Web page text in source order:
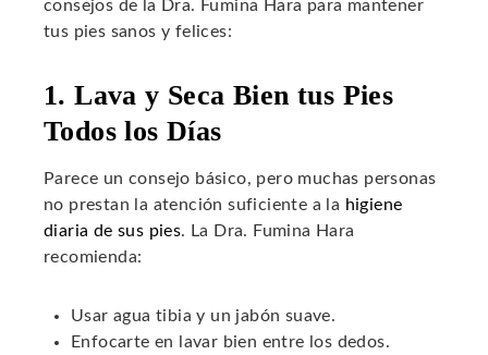
consejos de la Dra. Fumina Hara para mantener
tus pies sanos y felices:
1. Lava y Seca Bien tus Pies
Todos los Días
Parece un consejo básico, pero muchas personas
no prestan la atención suficiente a la higiene
diaria de sus pies. La Dra. Fumina Hara
recomienda:
Usar agua tibia y un jabón suave.
Enfocarte en lavar bien entre los dedos.